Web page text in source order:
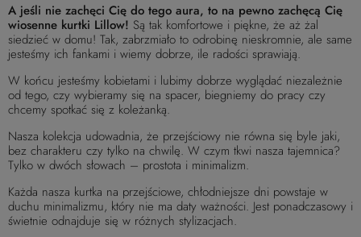
A jeśli nie zachęci Cię do tego aura, to na pewno zachęcą Cię
wiosenne kurtki Lillow! Są tak komfortowe i piękne, że aż żal
siedzieć w domu! Tak, zabrzmiało to odrobinę nieskromnie, ale same
jesteśmy ich fankami i wiemy dobrze, ile radości sprawiają.
W końcu jesteśmy kobietami i lubimy dobrze wyglądać niezależnie
od tego, czy wybieramy się na spacer, biegniemy do pracy czy
chcemy spotkać się z koleżanką.
Nasza kolekcja udowadnia, że przejściowy nie równa się byle jaki,
bez charakteru czy tylko na chwilę. W czym tkwi nasza tajemnica?
Tylko w dwóch słowach – prostota i minimalizm.
Każda nasza kurtka na przejściowe, chłodniejsze dni powstaje w
duchu minimalizmu, który nie ma daty ważności. Jest ponadczasowy i
świetnie odnajduje się w różnych stylizacjach.